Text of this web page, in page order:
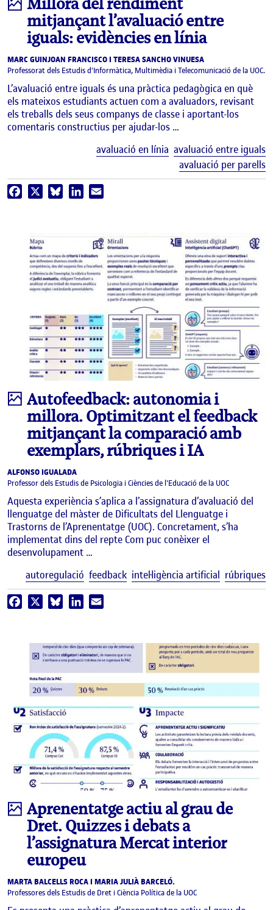
mitjançant l’avaluació entre
iguals: evidències en línia
MARC GUINJOAN FRANCISCO I TERESA SANCHO VINUESA
Professorat dels Estudis d'Informàtica, Multimèdia i Telecomunicació de la UOC.
L’avaluació entre iguals és una pràctica pedagògica en què
els mateixos estudiants actuen com a avaluadors, revisant
els treballs dels seus companys de classe i aportant-los
comentaris constructius per ajudar-los …
avaluació en línia avaluació entre iguals
avaluació per parells
Facebook BlueskyLinkedIn
Infografia
Autofeedback: autonomia i
millora. Optimitzant el feedback
mitjançant la comparació amb
exemplars, rúbriques i IA
ALFONSO IGUALADA
Professor dels Estudis de Psicologia i Ciències de l'Educació de la UOC
Aquesta experiència s’aplica a l’assignatura d’avaluació del
llenguatge del màster de Dificultats del Llenguatge i
Trastorns de l’Aprenentatge (UOC). Concretament, s’ha
implementat dins del repte Com puc conèixer el
desenvolupament …
autoregulació feedback intel·ligència artificial rúbriques
Facebook BlueskyLinkedIn
Infografia
Aprenentatge actiu al grau de
Dret. Quizzes i debats a
l’assignatura Mercat interior
europeu
MARTA BALCELLS ROCA I MARIA JULIÀ BARCELÓ.
Professores dels Estudis de Dret i Ciència Política de la UOC